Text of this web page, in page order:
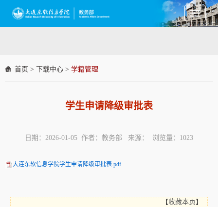
Toggle
首页 > 下载中心 > 学籍管理
学生申请降级审批表
日期：2026-01-05 作者：教务部 来源： 浏览量： 1023
大连东软信息学院学生申请降级审批表.pdf
【收藏本页 】